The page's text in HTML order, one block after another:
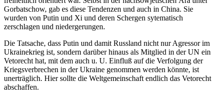
Gorbatschow, gab es diese Tendenzen und auch in China. Sie
wurden von Putin und Xi und deren Schergen sytematisch
zerschlagen und niedergerungen.
Die Tatsache, dass Putin und damit Russland nicht nur Agressor im
Ukrainekrieg ist, sondern darüber hinaus als Mitglied in der UN ein
Vetorecht hat, mit dem auch u. U. Einfluß auf die Verfolgung der
Kriegsverbrechen in der Ukraine genommen werden könnte, ist
unerträglich. Hier sollte die Weltgemeinschaft endlich das Vetorecht
abschaffen.